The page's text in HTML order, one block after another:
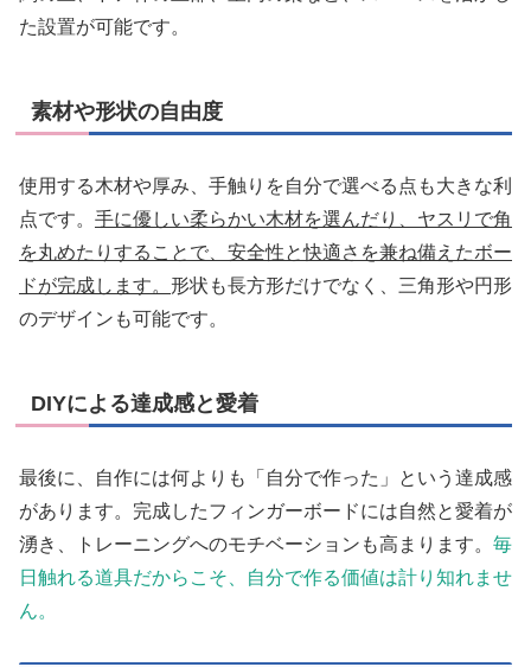
た設置が可能です。
素材や形状の自由度
使用する木材や厚み、手触りを自分で選べる点も大きな利
点です。 手に優しい柔らかい木材を選んだり、ヤスリで角
を丸めたりすることで、安全性と快適さを兼ね備えたボー
ドが完成します。 形状も長方形だけでなく、三角形や円形
のデザインも可能です。
DIYによる達成感と愛着
最後に、自作には何よりも「自分で作った」という達成感
があります。完成したフィンガーボードには自然と愛着が
湧き、トレーニングへのモチベーションも高まります。 毎
日触れる道具だからこそ、自分で作る価値は計り知れませ
ん。